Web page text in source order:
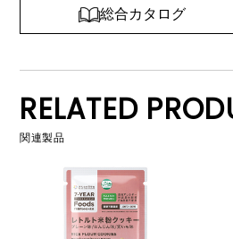
総合カタログ
RELATED
関連製品